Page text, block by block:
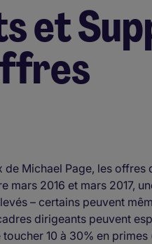
et
de Michael Page, les offres
2016 et mars 2017,
– certains peuvent
dirigeants peuvent
10 à 30% en